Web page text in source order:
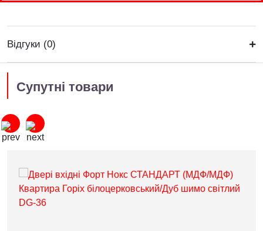
Відгуки (0)
Супутні товари